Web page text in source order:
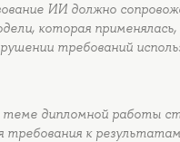
ИИ должно
которая
требований
дипломной работы
к